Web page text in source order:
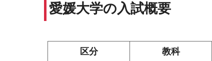
愛媛大学の入試概要
区分 教科